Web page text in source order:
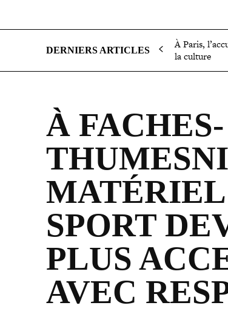
DERNIERS ARTICLES
À Paris,
la culture
À FACHES-​
SPORT
PLUS
AVEC